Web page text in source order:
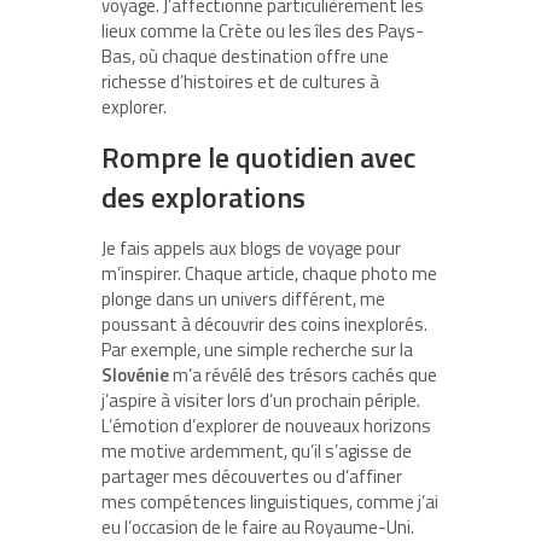
lieux comme la Crète ou les îles des Pays-
Bas, où chaque destination offre une
richesse d’histoires et de cultures à
explorer.
Rompre le quotidien avec
des explorations
Je fais appels aux blogs de voyage pour
m’inspirer. Chaque article, chaque photo me
plonge dans un univers différent, me
poussant à découvrir des coins inexplorés.
Par exemple, une simple recherche sur la
Slovéniem’a révélé des trésors cachés que
j’aspire à visiter lors d’un prochain périple.
L’émotion d’explorer de nouveaux horizons
me motive ardemment, qu’il s’agisse de
partager mes découvertes ou d’affiner
mes compétences linguistiques, comme j’ai
eu l’occasion de le faire au Royaume-Uni.